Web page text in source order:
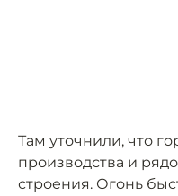
Там уточнили, что
производства и
строения. Огонь